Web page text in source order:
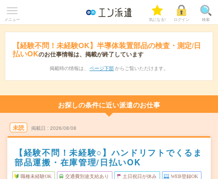
メニュー 気になる! ログイン 検索
【経験不問！未経験OK】半導体装置部品の検査・測定/日
払いOKのお仕事情報は、掲載が終了しています
掲載時の情報は、 ページ下部 からご覧いただけます。
お探しの条件に近い派遣のお仕事
未読 掲載日 2026/08/08
【経験不問！未経験○】ハンドリフトでくるま
部品運搬・在庫管理/日払いOK
職種未経験OK 交通費別途支給あり 土日祝日が休み WEB登録OK